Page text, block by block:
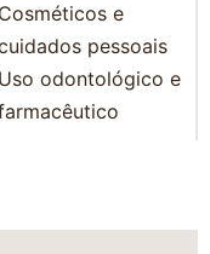
Cosméticos e
pessoais
Uso odontológico e